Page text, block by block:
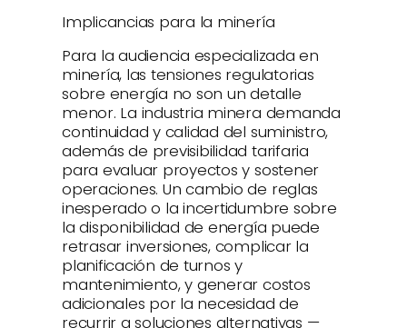
Implicancias para la minería
Para la audiencia especializada en
minería, las tensiones regulatorias
sobre energía no son un detalle
menor. La industria minera demanda
continuidad y calidad del suministro,
además de previsibilidad tarifaria
para evaluar proyectos y sostener
operaciones. Un cambio de reglas
inesperado o la incertidumbre sobre
la disponibilidad de energía puede
retrasar inversiones, complicar la
planificación de turnos y
mantenimiento, y generar costos
adicionales por la necesidad de
recurrir a soluciones alternativas —